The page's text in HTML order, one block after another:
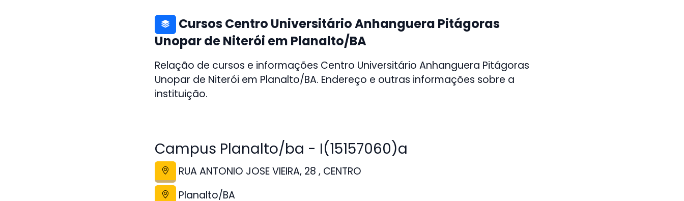
Cursos Centro Universitário Anhanguera Pitágoras
Unopar de Niterói em Planalto/BA
Relação de cursos e informações Centro Universitário Anhanguera Pitágoras
Unopar de Niterói em Planalto/BA. Endereço e outras informações sobre a
instituição.
Campus Planalto/ba - I(15157060)a
RUA ANTONIO JOSE VIEIRA, 28 , CENTRO
Planalto/BA